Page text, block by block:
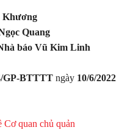
Khương
Quang
báo Vũ Kim Linh
GP-BTTTT ngày 10/6/2022
Cơ quan chủ quản